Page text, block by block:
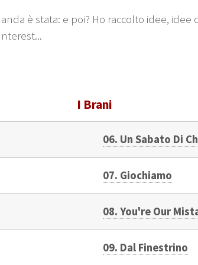
è stata: e poi? Ho raccolto idee, idee
I Brani
06. Un Sabato Di
07. Giochiamo
08. You're Our
09. Dal Finestrino